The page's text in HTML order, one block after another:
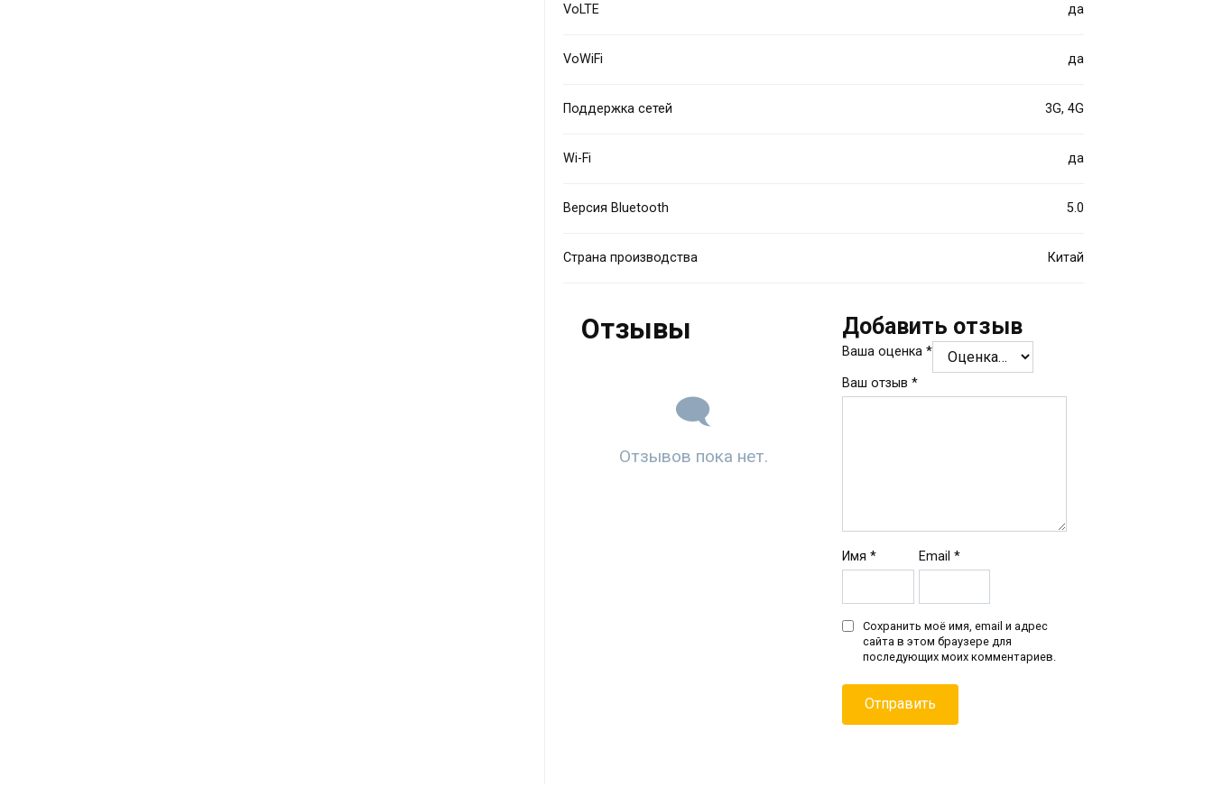
VoLTE да
VoWiFi да
Поддержка сетей 3G, 4G
Wi-Fi да
Версия Bluetooth 5.0
Страна производства Китай
Отзывы
Отзывов пока нет.
Добавить отзыв
Ваша оценка*
Ваш отзыв*
Имя* Email *
Сохранить моё имя, email и адрес
сайта в этом браузере для
последующих моих комментариев.